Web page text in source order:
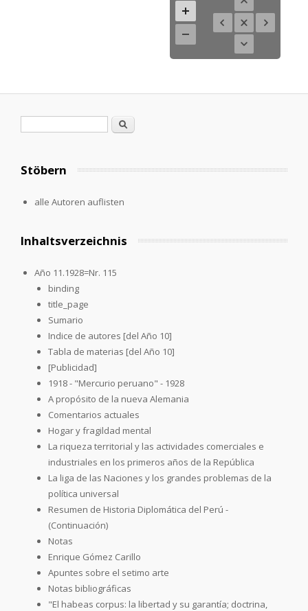
Suche
Stöbern
alle Autoren auflisten
Inhaltsverzeichnis
Año 11.1928=Nr. 115
binding
title_page
Sumario
Indice de autores [del Año 10]
Tabla de materias [del Año 10]
[Publicidad]
1918 - "Mercurio peruano" - 1928
A propósito de la nueva Alemania
Comentarios actuales
Hogar y fragildad mental
La riqueza territorial y las actividades comerciales e
industriales en los primeros años de la República
La liga de las Naciones y los grandes problemas de la
política universal
Resumen de Historia Diplomática del Perú -
(Continuación)
Notas
Enrique Gómez Carillo
Apuntes sobre el setimo arte
Notas bibliográficas
"El habeas corpus: la libertad y su garantía; doctrina,